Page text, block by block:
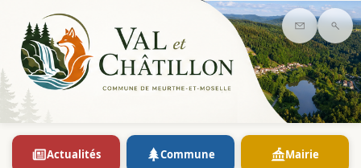
Contact
Actualités Commune Mairie